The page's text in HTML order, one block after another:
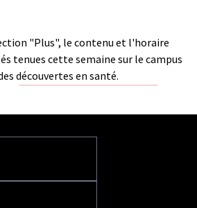
"Plus", le contenu et l'horaire
tenues cette semaine sur le campus
découvertes en santé.